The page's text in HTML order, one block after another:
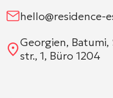
hello@residence-
Georgien, Batumi,
str., 1, Büro 1204